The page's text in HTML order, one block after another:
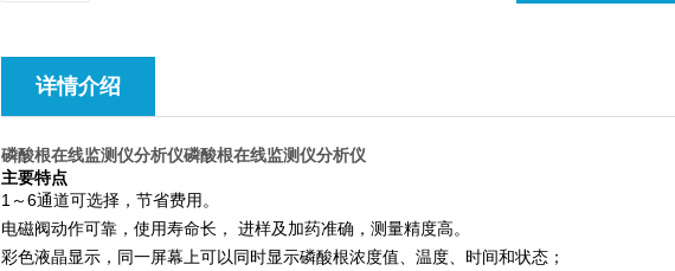
详情介绍
磷酸根在线监测仪分析仪磷酸根在线监测仪分析仪
主要特点
1～6通道可选择，节省费用。
电磁阀动作可靠，使用寿命长， 进样及加药准确，测量精度高。
彩色液晶显示，同一屏幕上可以同时显示磷酸根浓度值、温度、时间和状态；